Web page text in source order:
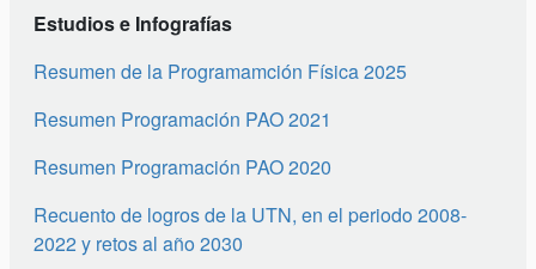
Estudios e Infografías
Resumen de la Programamción Física 2025
Resumen Programación PAO 2021
Resumen Programación PAO 2020
Recuento de logros de la UTN, en el periodo 2008-
2022 y retos al año 2030